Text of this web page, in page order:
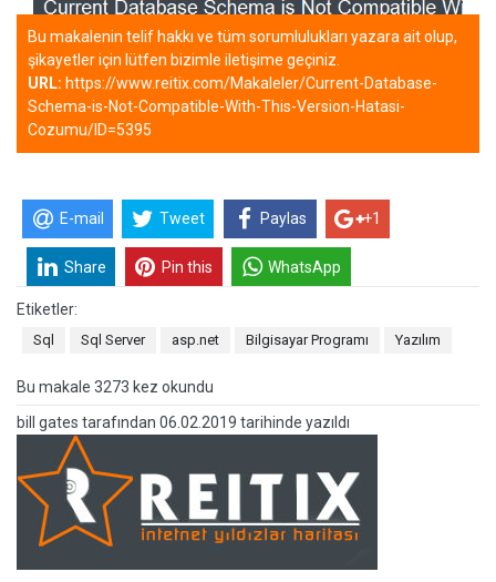
Bu makalenin telif hakkı ve tüm sorumlulukları yazara ait olup,
şikayetler için lütfen bizimle iletişime geçiniz.
URL: https://www.reitix.com/Makaleler/Current-Database-
Schema-is-Not-Compatible-With-This-Version-Hatasi-
Cozumu/ID=5395
E-mail Tweet Paylas +1
Share Pin this WhatsApp
Etiketler:
Sql Sql Server asp.net Bilgisayar Programı Yazılım
Bu makale 3273 kez okundu
bill gates tarafından 06.02.2019 tarihinde yazıldı